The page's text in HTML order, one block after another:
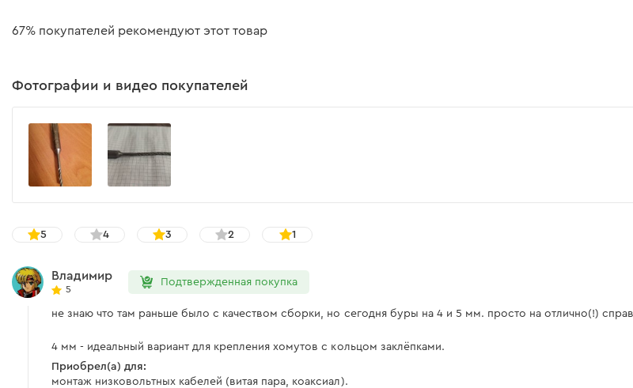
67% покупателей рекомендуют этот товар
Фотографии и видео покупателей
5 4 3 2 1
Владимир
5
Подтвержденная покупка
не знаю что там раньше было с качеством сборки, но сегодня буры на 4 и 5 мм. просто на отлично(!)
4 мм - идеальный вариант для крепления хомутов с кольцом заклёпками.
Приобрел(а) для:
монтаж низковольтных кабелей (витая пара, коаксиал).